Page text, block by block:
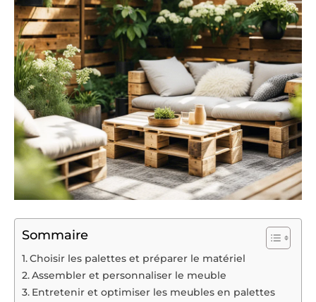
Sommaire
Choisir les palettes et préparer le matériel
Assembler et personnaliser le meuble
Entretenir et optimiser les meubles en palettes